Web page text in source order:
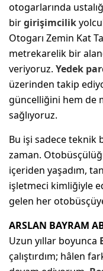
otogarlarında
birgirişimcilik
Otogarı Zemin Kat
metrekarelik bir
veriyoruz. Yedek
üzerinden takip
güncelliğini hem de
sağlıyoruz.
Bu işi sadece
zaman.
içeriden yaşadım,
işletmeci kimliğiyle
gelen her
ARSLAN BAYRAM
Uzun yıllar boyunca
çalıştırdım; hâlen